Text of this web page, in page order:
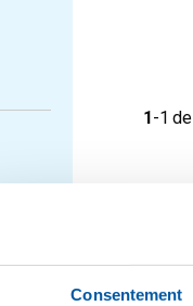
Consentement
1 -1 de